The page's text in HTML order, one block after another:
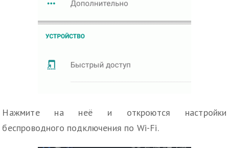
Нажмите на неё и откроются настройки
беспроводного подключения по Wi-Fi.